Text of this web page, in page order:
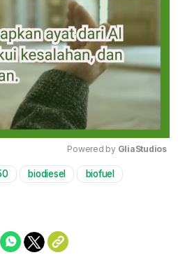
Mute
Powered by GliaStudios
biodiesel biofuel